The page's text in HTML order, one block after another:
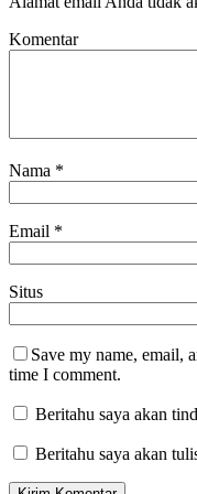
Komentar
Nama *
Email *
Situs
Save my name, email,
time I comment.
Beritahu saya akan
Beritahu saya akan